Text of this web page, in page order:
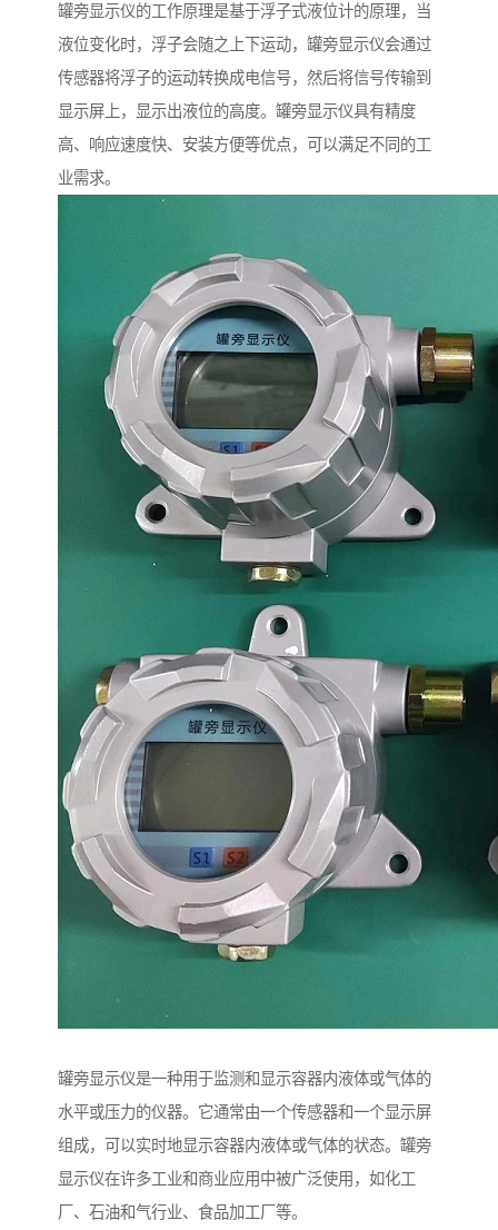
罐旁显示仪的工作原理是基于浮子式液位计的原理，当
液位变化时，浮子会随之上下运动，罐旁显示仪会通过
传感器将浮子的运动转换成电信号，然后将信号传输到
显示屏上，显示出液位的高度。罐旁显示仪具有精度
高、响应速度快、安装方便等优点，可以满足不同的工
业需求。
罐旁显示仪是一种用于监测和显示容器内液体或气体的
水平或压力的仪器。它通常由一个传感器和一个显示屏
组成，可以实时地显示容器内液体或气体的状态。罐旁
显示仪在许多工业和商业应用中被广泛使用，如化工
厂、石油和气行业、食品加工厂等。